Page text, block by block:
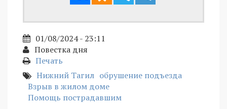
01/08/2024 - 23:11
Повестка дня
Печать
Нижний Тагил обрушение подъезда
Взрыв в жилом доме
Помощь пострадавшим